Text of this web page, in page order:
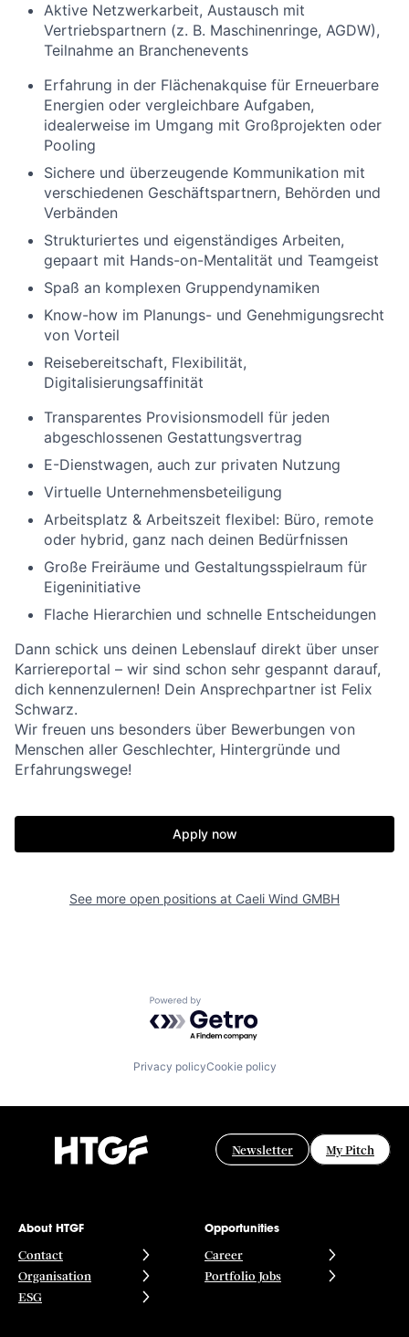
Aktive Netzwerkarbeit, Austausch mit
Vertriebspartnern (z. B. Maschinenringe, AGDW),
Teilnahme an Branchenevents
Erfahrung in der Flächenakquise für Erneuerbare
Energien oder vergleichbare Aufgaben,
idealerweise im Umgang mit Großprojekten oder
Pooling
Sichere und überzeugende Kommunikation mit
verschiedenen Geschäftspartnern, Behörden und
Verbänden
Strukturiertes und eigenständiges Arbeiten,
gepaart mit Hands-on-Mentalität und Teamgeist
Spaß an komplexen Gruppendynamiken
Know-how im Planungs- und Genehmigungsrecht
von Vorteil
Reisebereitschaft, Flexibilität,
Digitalisierungsaffinität
Transparentes Provisionsmodell für jeden
abgeschlossenen Gestattungsvertrag
E-Dienstwagen, auch zur privaten Nutzung
Virtuelle Unternehmensbeteiligung
Arbeitsplatz & Arbeitszeit flexibel: Büro, remote
oder hybrid, ganz nach deinen Bedürfnissen
Große Freiräume und Gestaltungsspielraum für
Eigeninitiative
Flache Hierarchien und schnelle Entscheidungen
Dann schick uns deinen Lebenslauf direkt über unser
Karriereportal – wir sind schon sehr gespannt darauf,
dich kennenzulernen! Dein Ansprechpartner ist Felix
Schwarz.
Wir freuen uns besonders über Bewerbungen von
Menschen aller Geschlechter, Hintergründe und
Erfahrungswege!
Apply now
See more open positions at Caeli Wind GMBH
Powered by Getro.com
Privacy policyCookie policy
Newsletter My Pitch
About HTGF
Contact
Organisation
ESG
Opportunities
Career
Portfolio Jobs